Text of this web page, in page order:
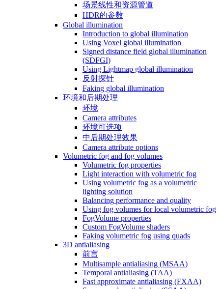
场景线性和资源管道
HDR的参数
Global illumination
Introduction to global illumination
Using Voxel global illumination
Signed distance field global illumination
(SDFGI)
Using Lightmap global illumination
反射探针
Faking global illumination
环境和后期处理
环境
Camera attributes
环境可选项
中后期处理效果
Camera attribute options
Volumetric fog and fog volumes
Volumetric fog properties
Light interaction with volumetric fog
Using volumetric fog as a volumetric
lighting solution
Balancing performance and quality
Using fog volumes for local volumetric fog
FogVolume properties
Custom FogVolume shaders
Faking volumetric fog using quads
3D antialiasing
前言
Multisample antialiasing (MSAA)
Temporal antialiasing (TAA)
Fast approximate antialiasing (FXAA)